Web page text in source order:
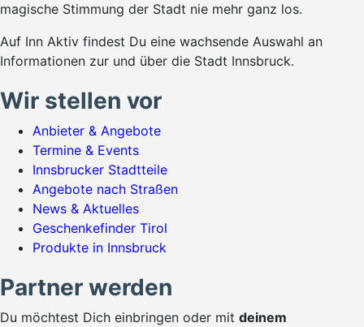
magische Stimmung der Stadt nie mehr ganz los.
Auf Inn Aktiv findest Du eine wachsende Auswahl an
Informationen zur und über die Stadt Innsbruck.
Wir stellen vor
Anbieter & Angebote
Termine & Events
Innsbrucker Stadtteile
Angebote nach Straßen
News & Aktuelles
Geschenkefinder Tirol
Produkte in Innsbruck
Partner werden
Du möchtest Dich einbringen oder mit deinem